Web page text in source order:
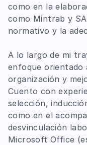
como en la
como Mintrab y
normativo y la
A lo largo de mi
enfoque orientado
organización y
Cuento con
selección,
como en el
desvinculación
Microsoft Office